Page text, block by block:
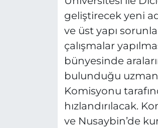
geliştirecek yeni
ve üst yapı
çalışmalar
bünyesinde
bulunduğu uzman
Komisyonu
hızlandırılacak.
ve Nusaybin’de